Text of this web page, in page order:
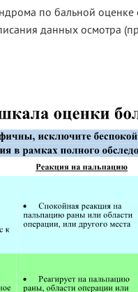
по бальной
данных осмотра